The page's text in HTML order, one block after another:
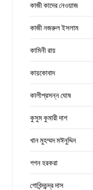
কাজী কাদের নেওয়াজ
কাজী নজরুল ইসলাম
কামিনী রায়
কায়কোবাদ
কালীপ্রসন্ন ঘোষ
কুসুম কুমারী দাশ
খান মুহম্মদ মঈনুদ্দিন
গগন হরকরা
গোবিন্দচন্দ্র দাস